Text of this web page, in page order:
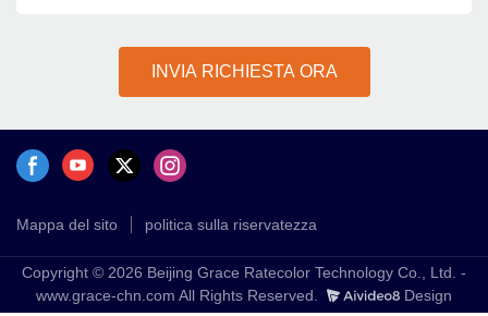
INVIA RICHIESTA ORA
Mappa del sito politica sulla riservatezza
Copyright © 2026 Beijing Grace Ratecolor Technology Co., Ltd. -
www.grace-chn.com All Rights Reserved.
Design